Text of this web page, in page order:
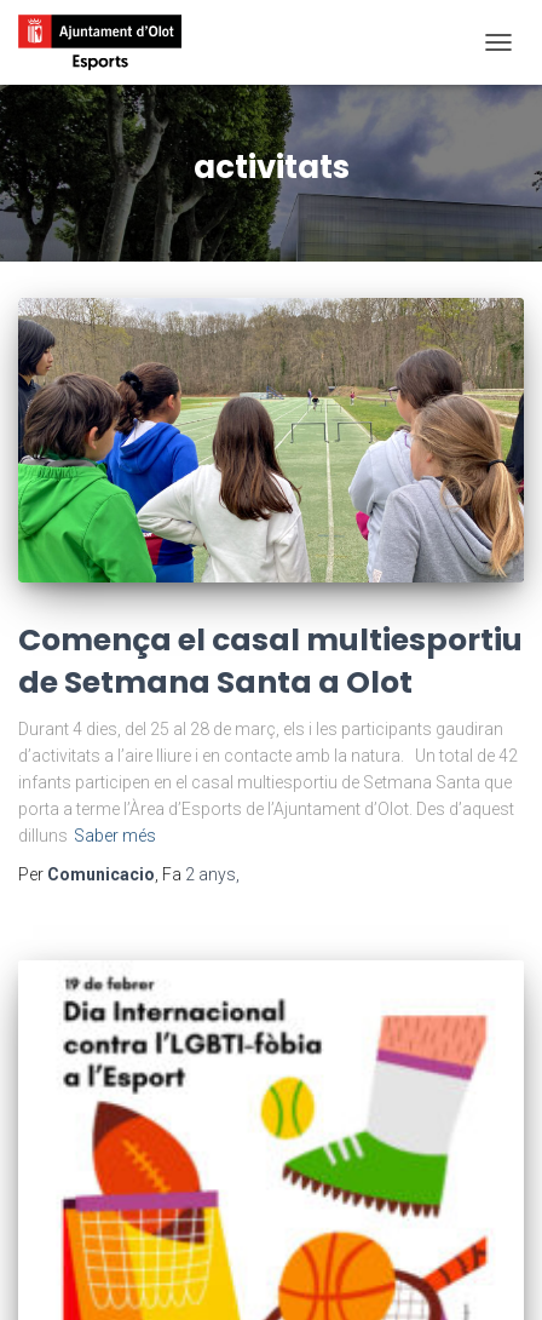
activitats
Comença el casal multiesportiu
de Setmana Santa a Olot
Durant 4 dies, del 25 al 28 de març, els i les participants gaudiran
d’activitats a l’aire lliure i en contacte amb la natura. Un total de 42
infants participen en el casal multiesportiu de Setmana Santa que
porta a terme l’Àrea d’Esports de l’Ajuntament d’Olot. Des d’aquest
dilluns Saber més
Per Comunicacio , Fa 2 anys